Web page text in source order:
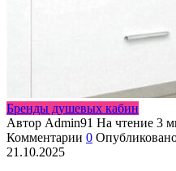
Бренды душевых кабин
Автор Admin91 На чтение 3
Комментарии 0
21.10.2025